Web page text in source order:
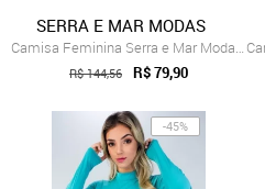
SERRA E MAR MODAS
Camisa Feminina Serra e Mar Modas Térmic...
R$ 144,56 R$ 79,90
-45%